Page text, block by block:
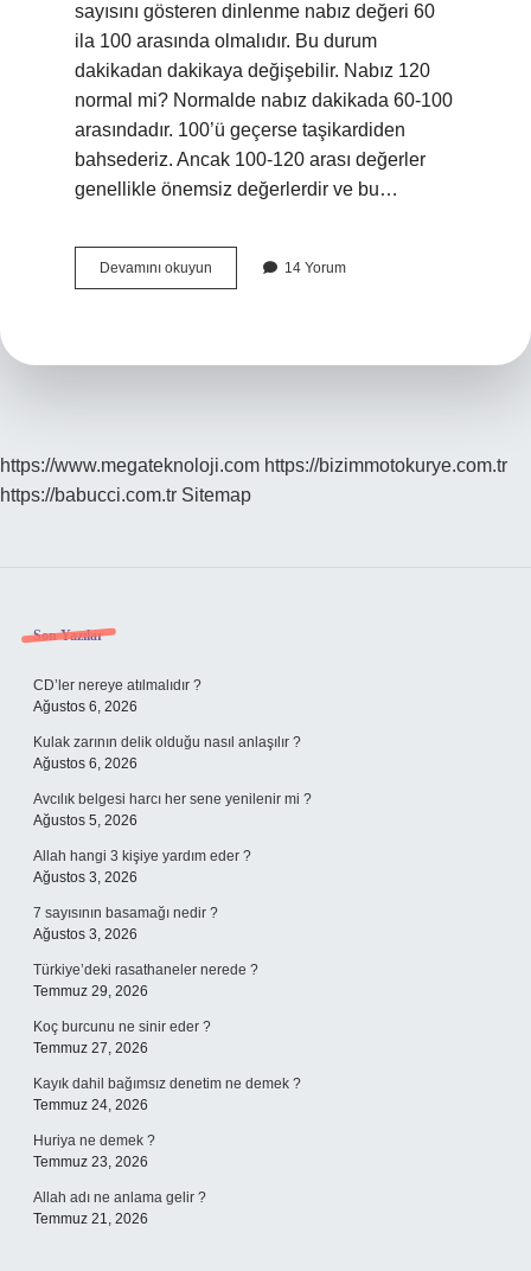
sayısını gösteren dinlenme nabız değeri 60
ila 100 arasında olmalıdır. Bu durum
dakikadan dakikaya değişebilir. Nabız 120
normal mi? Normalde nabız dakikada 60-100
arasındadır. 100’ü geçerse taşikardiden
bahsederiz. Ancak 100-120 arası değerler
genellikle önemsiz değerlerdir ve bu…
Devamını okuyun
Bpm
14 Yorum
https://www.megateknoloji.com https://bizimmotokurye.com.tr
https://babucci.com.tr Sitemap
Sidebar
Son Yazılar
CD’ler nereye atılmalıdır ?
Ağustos 6, 2026
Kulak zarının delik olduğu nasıl anlaşılır ?
Ağustos 6, 2026
Avcılık belgesi harcı her sene yenilenir mi ?
Ağustos 5, 2026
Allah hangi 3 kişiye yardım eder ?
Ağustos 3, 2026
7 sayısının basamağı nedir ?
Ağustos 3, 2026
Türkiye’deki rasathaneler nerede ?
Temmuz 29, 2026
Koç burcunu ne sinir eder ?
Temmuz 27, 2026
Kayık dahil bağımsız denetim ne demek ?
Temmuz 24, 2026
Huriya ne demek ?
Temmuz 23, 2026
Allah adı ne anlama gelir ?
Temmuz 21, 2026